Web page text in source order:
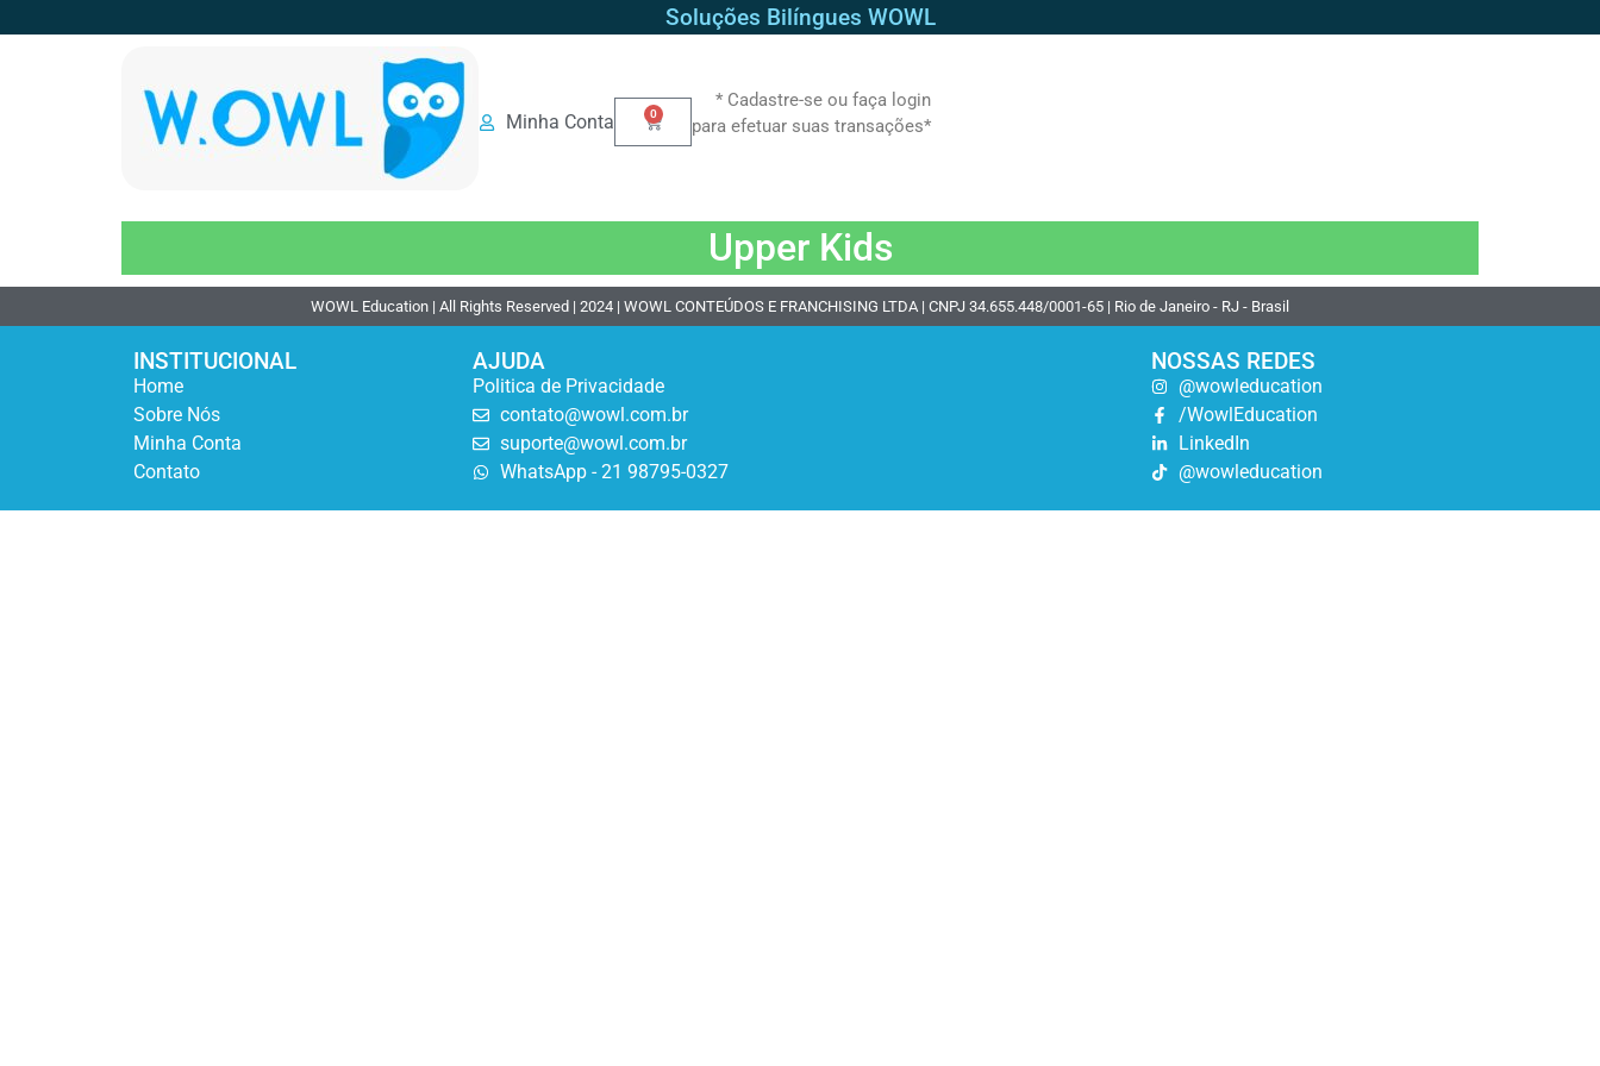
Soluções Bilíngues WOWL
Minha Conta 0
* Cadastre-se ou faça login
para efetuar suas transações*
Upper Kids
WOWL Education | All Rights Reserved | 2024 | WOWL CONTEÚDOS E FRANCHISING LTDA | CNPJ 34.655.448/0001-65 | Rio de Janeiro - RJ - Brasil
INSTITUCIONAL
Home
Sobre Nós
Minha Conta
Contato
AJUDA
Politica de Privacidade
contato@wowl.com.br
suporte@wowl.com.br
WhatsApp - 21 98795-0327
NOSSAS REDES
@wowleducation
/WowlEducation
LinkedIn
@wowleducation